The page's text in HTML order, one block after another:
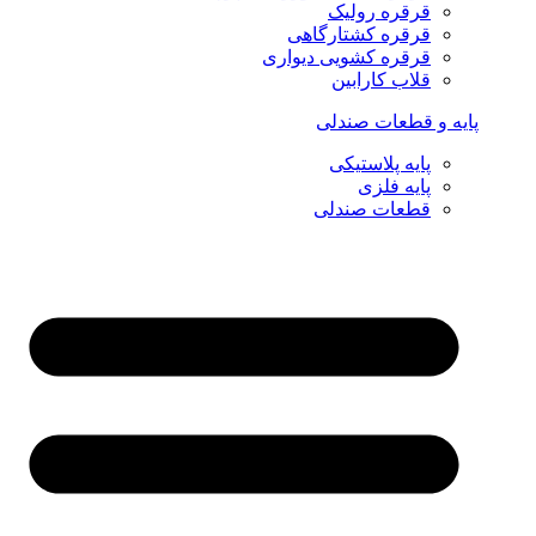
قرقره رولیک
قرقره کشتارگاهی
قرقره کشویی دیواری
قلاب کارابین
پایه و قطعات صندلی
پایه پلاستیکی
پایه فلزی
قطعات صندلی